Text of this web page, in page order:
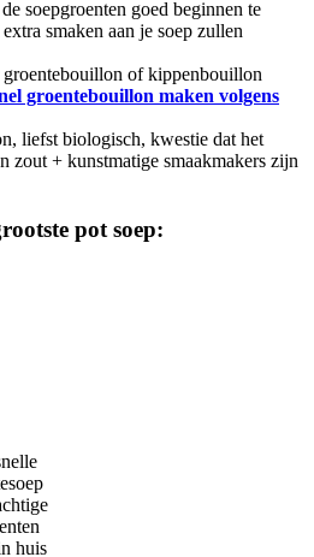
soepgroenten goed beginnen te
smaken aan je soep zullen
of kippenbouillon
groentebouillon maken volgens
liefst biologisch, kwestie dat het
zout + kunstmatige smaakmakers zijn
pot soep:
huis